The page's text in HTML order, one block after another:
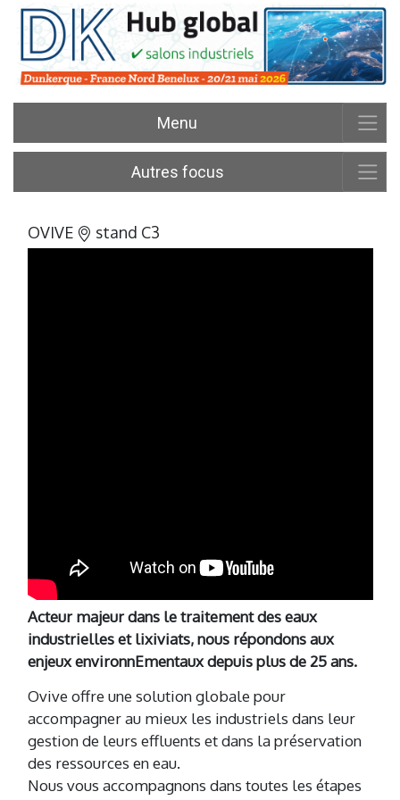
Menu
Autres focus
OVIVE stand C3
Acteur majeur dans le traitement des eaux
industrielles et lixiviats, nous répondons aux
enjeux environnEmentaux depuis plus de 25 ans.
Ovive offre une solution globale pour
accompagner au mieux les industriels dans leur
gestion de leurs effluents et dans la préservation
des ressources en eau.
Nous vous accompagnons dans toutes les étapes